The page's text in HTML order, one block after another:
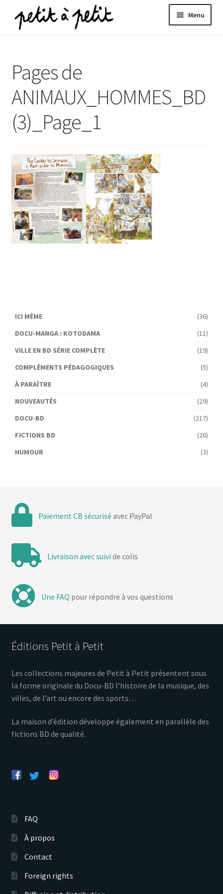
Aller
à
Aller
au
Menu
Pages de
ANIMAUX_HOMMES_BD
(3)_Page_1
ICI MÊME
(36)
DOCU-MANGA : KOTODAMA
(11)
VILLE EN BD SÉRIE COMPLÈTE
(19)
COMPLÉMENTS PÉDAGOGIQUES
(5)
À PARAÎTRE
(4)
NOUVEAUTÉS
(29)
DOCU-BD
(217)
FICTIONS BD
(26)
HUMOUR
(3)
Paiement CB sécurisé avec PayPal
Livraison avec suivi de colis
Une FAQ pour répondre à vos questions
Éditions Petit à Petit
Les collections majeures de Petit à Petit présentent sous
la forme originale du Docu-BD l’histoire de la musique, des
villes, de l’art ou encore des sports…
La maison d’édition développe également en parallèle des
fictions BD de qualité.
FAQ
À propos
Contact
Foreign rights